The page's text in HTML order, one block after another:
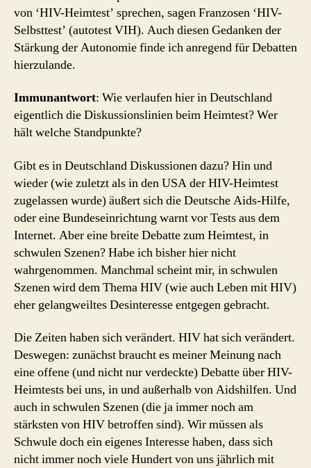
von ‘HIV-Heimtest’ sprechen, sagen Franzosen ‘HIV-
Selbsttest’ (autotest VIH). Auch diesen Gedanken der
Stärkung der Autonomie finde ich anregend für Debatten
hierzulande.
Immunantwort: Wie verlaufen hier in Deutschland
eigentlich die Diskussionslinien beim Heimtest? Wer
hält welche Standpunkte?
Gibt es in Deutschland Diskussionen dazu? Hin und
wieder (wie zuletzt als in den USA der HIV-Heimtest
zugelassen wurde) äußert sich die Deutsche Aids-Hilfe,
oder eine Bundeseinrichtung warnt vor Tests aus dem
Internet. Aber eine breite Debatte zum Heimtest, in
schwulen Szenen? Habe ich bisher hier nicht
wahrgenommen. Manchmal scheint mir, in schwulen
Szenen wird dem Thema HIV (wie auch Leben mit HIV)
eher gelangweiltes Desinteresse entgegen gebracht.
Die Zeiten haben sich verändert. HIV hat sich verändert.
Deswegen: zunächst braucht es meiner Meinung nach
eine offene (und nicht nur verdeckte) Debatte über HIV-
Heimtests bei uns, in und außerhalb von Aidshilfen. Und
auch in schwulen Szenen (die ja immer noch am
stärksten von HIV betroffen sind). Wir müssen als
Schwule doch ein eigenes Interesse haben, dass sich
nicht immer noch viele Hundert von uns jährlich mit